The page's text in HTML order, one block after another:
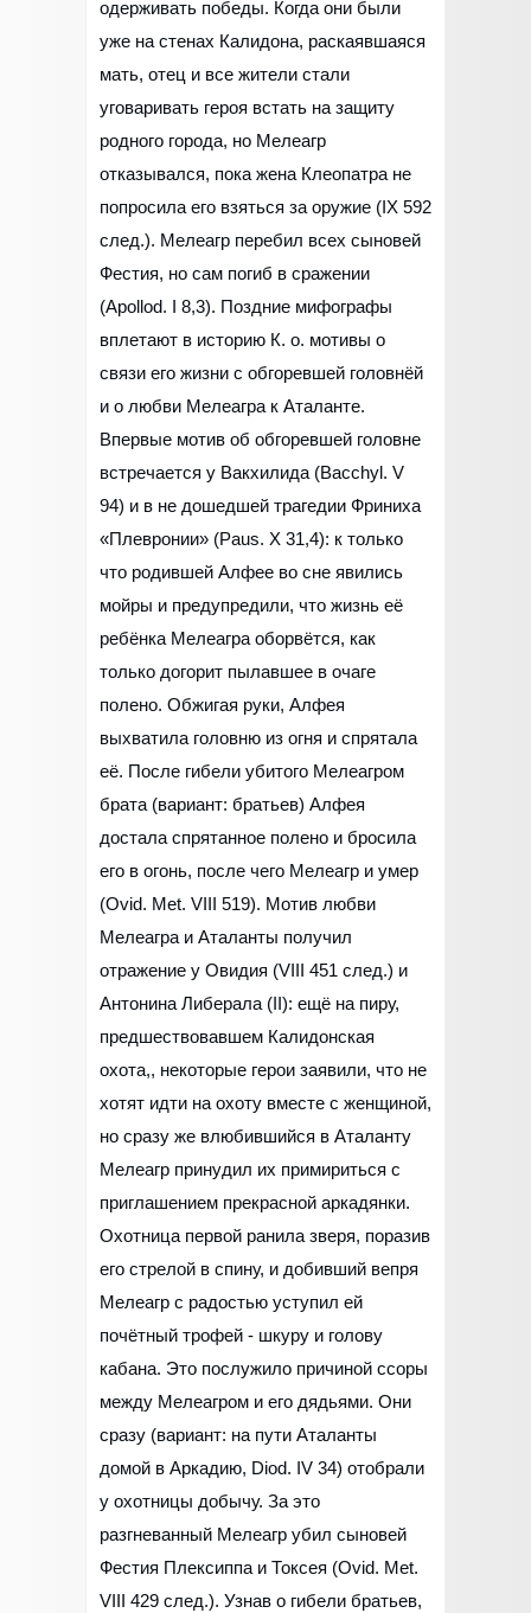
одерживать победы. Когда они были
уже на стенах Калидона, раскаявшаяся
мать, отец и все жители стали
уговаривать героя встать на защиту
родного города, но Мелеагр
отказывался, пока жена Клеопатра не
попросила его взяться за оружие (IX 592
след.). Мелеагр перебил всех сыновей
Фестия, но сам погиб в сражении
(Apollod. I 8,3). Поздние мифографы
вплетают в историю К. о. мотивы о
связи его жизни с обгоревшей головнёй
и о любви Мелеагра к Аталанте.
Впервые мотив об обгоревшей головне
встречается у Вакхилида (Bacchyl. V
94) и в не дошедшей трагедии Фриниха
«Плевронии» (Paus. Х 31,4): к только
что родившей Алфее во сне явились
мойры и предупредили, что жизнь её
ребёнка Мелеагра оборвётся, как
только догорит пылавшее в очаге
полено. Обжигая руки, Алфея
выхватила головню из огня и спрятала
её. После гибели убитого Мелеагром
брата (вариант: братьев) Алфея
достала спрятанное полено и бросила
его в огонь, после чего Мелеагр и умер
(Ovid. Met. VIII 519). Мотив любви
Мелеагра и Аталанты получил
отражение у Овидия (VIII 451 след.) и
Антонина Либерала (II): ещё на пиру,
предшествовавшем Калидонская
охота,, некоторые герои заявили, что не
хотят идти на охоту вместе с женщиной,
но сразу же влюбившийся в Аталанту
Мелеагр принудил их примириться с
приглашением прекрасной аркадянки.
Охотница первой ранила зверя, поразив
его стрелой в спину, и добивший вепря
Мелеагр с радостью уступил ей
почётный трофей - шкуру и голову
кабана. Это послужило причиной ссоры
между Мелеагром и его дядьями. Они
сразу (вариант: на пути Аталанты
домой в Аркадию, Diod. IV 34) отобрали
у охотницы добычу. За это
разгневанный Мелеагр убил сыновей
Фестия Плексиппа и Токсея (Ovid. Met.
VIII 429 след.). Узнав о гибели братьев,